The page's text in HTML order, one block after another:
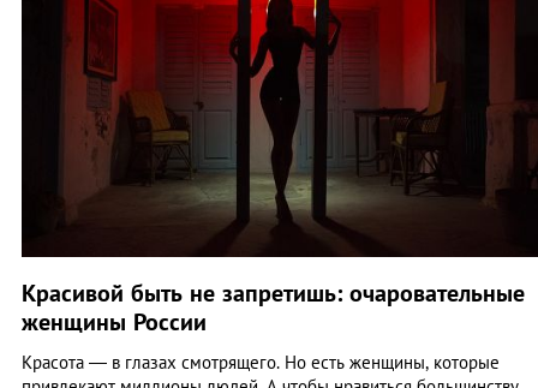
Красивой быть не запретишь: очаровательные
женщины России
Красота — в глазах смотрящего. Но есть женщины, которые